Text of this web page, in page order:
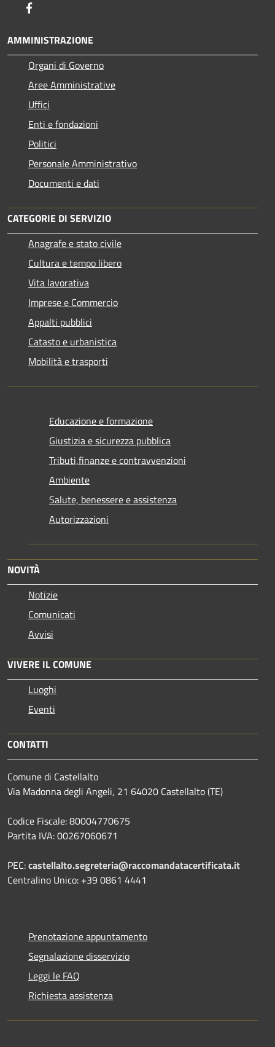
AMMINISTRAZIONE
Organi di Governo
Aree Amministrative
Uffici
Enti e fondazioni
Politici
Personale Amministrativo
Documenti e dati
CATEGORIE DI SERVIZIO
Anagrafe e stato civile
Cultura e tempo libero
Vita lavorativa
Imprese e Commercio
Appalti pubblici
Catasto e urbanistica
Mobilità e trasporti
Educazione e formazione
Giustizia e sicurezza pubblica
Tributi,finanze e contravvenzioni
Ambiente
Salute, benessere e assistenza
Autorizzazioni
NOVITÀ
Notizie
Comunicati
Avvisi
VIVERE IL COMUNE
Luoghi
Eventi
CONTATTI
Comune di Castellalto
Via Madonna degli Angeli, 21 64020 Castellalto (TE)
Codice Fiscale: 80004770675
Partita IVA: 00267060671
PEC:castellalto.segreteria@raccomandatacertificata.it
Centralino Unico: +39 0861 4441
Prenotazione appuntamento
Segnalazione disservizio
Leggi le FAQ
Richiesta assistenza